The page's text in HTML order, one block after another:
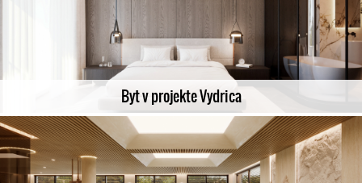
Byt v projekte Vydrica